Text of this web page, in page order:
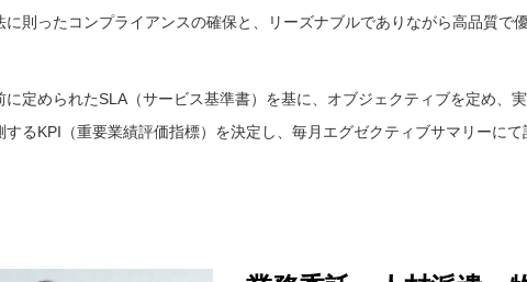
則ったコンプライアンスの確保と、リーズナブルでありながら高品質で
定められたSLA（サービス基準書）を基に、オブジェクティブを定め、
るKPI（重要業績評価指標）を決定し、毎月エグゼクティブサマリーに